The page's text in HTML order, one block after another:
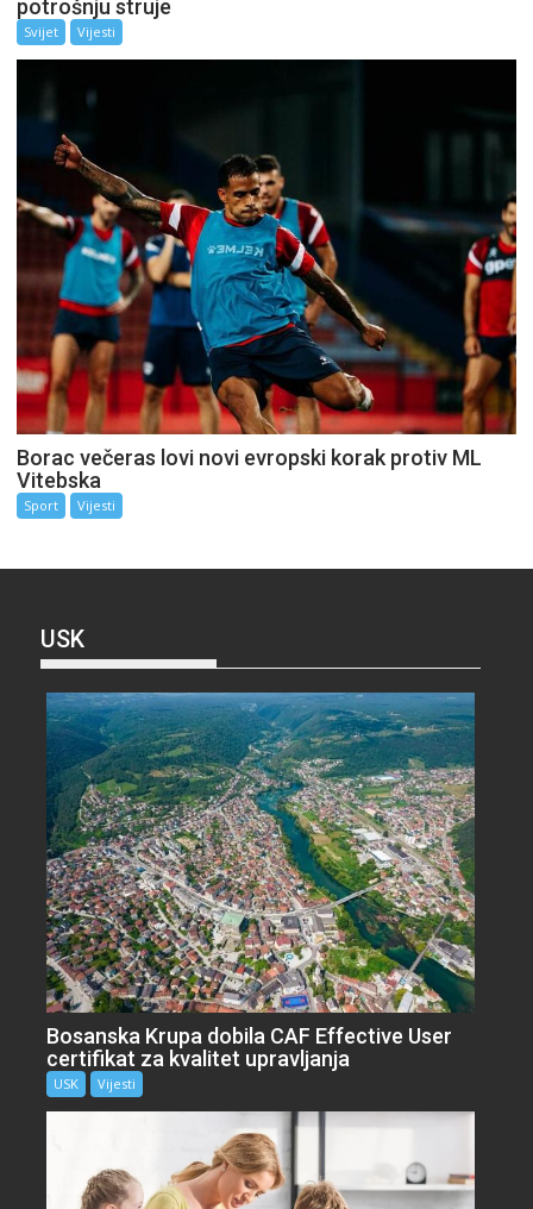
potrošnju struje
Svijet Vijesti
Borac večeras lovi novi evropski korak protiv ML
Vitebska
Sport Vijesti
USK
Bosanska Krupa dobila CAF Effective User
certifikat za kvalitet upravljanja
USK Vijesti